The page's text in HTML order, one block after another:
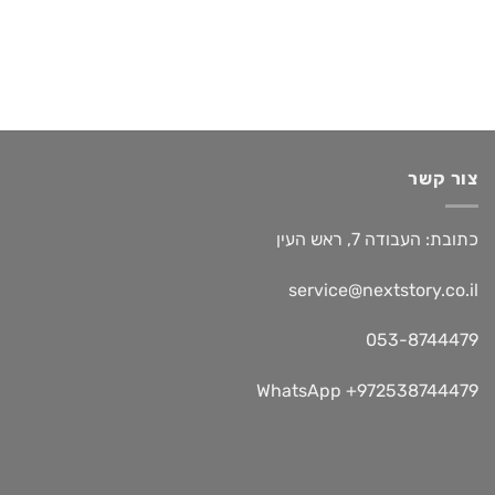
צור קשר
כתובת: העבודה 7, ראש העין
service@nextstory.co.il
053-8744479
WhatsApp +972538744479